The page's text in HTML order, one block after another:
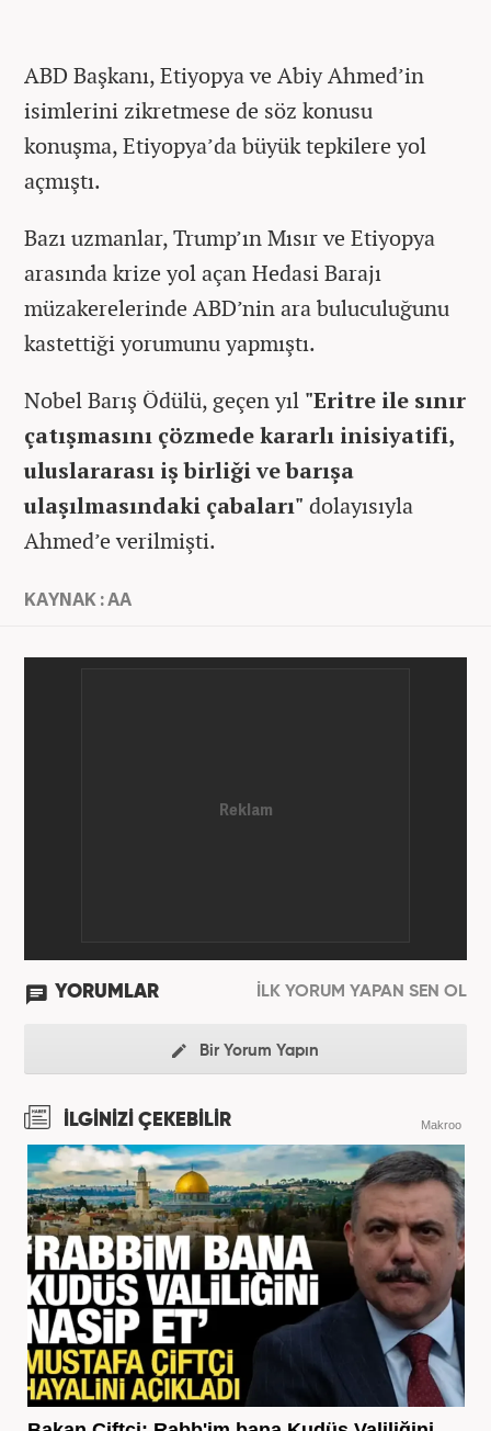
ABD Başkanı, Etiyopya ve Abiy Ahmed’in
isimlerini zikretmese de söz konusu
konuşma, Etiyopya’da büyük tepkilere yol
açmıştı.
Bazı uzmanlar, Trump’ın Mısır ve Etiyopya
arasında krize yol açan Hedasi Barajı
müzakerelerinde ABD’nin ara buluculuğunu
kastettiği yorumunu yapmıştı.
Nobel Barış Ödülü, geçen yıl "Eritre ile sınır
çatışmasını çözmede kararlı inisiyatifi,
uluslararası iş birliği ve barışa
ulaşılmasındaki çabaları" dolayısıyla
Ahmed’e verilmişti.
KAYNAK : AA
YORUMLAR İLK YORUM YAPAN SEN OL
Bir Yorum Yapın
İLGİNİZİ ÇEKEBİLİR Makroo